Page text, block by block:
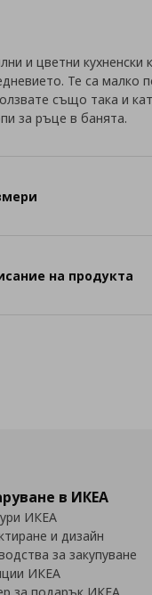
и цветни
Те са малко
също така и
за ръце в банята.
на продукта
в ИКЕА
ИКЕА
и дизайн
за закупуване
ИКЕА